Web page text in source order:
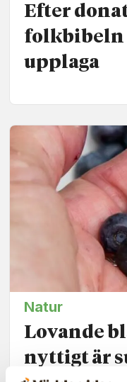
Efter
folkbibeln
upplaga
Natur
Lovande
nyttigt är